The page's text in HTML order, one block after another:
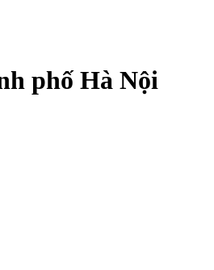
phố Hà Nội